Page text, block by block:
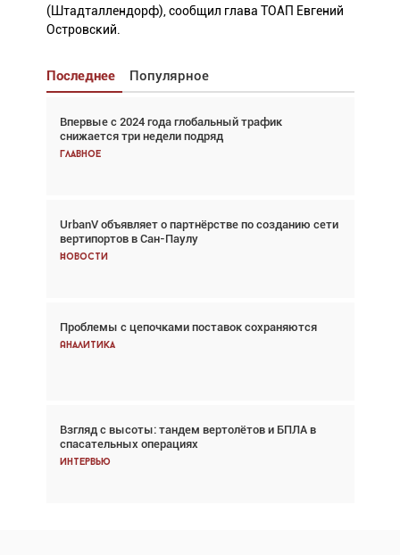
(Штадталлендорф), сообщил глава ТОАП Евгений
Островский.
Последнее Популярное
Впервые с 2024 года глобальный трафик
снижается три недели подряд
Главное
UrbanV объявляет о партнёрстве по созданию сети
вертипортов в Сан-Паулу
Новости
Проблемы с цепочками поставок сохраняются
Аналитика
Взгляд с высоты: тандем вертолётов и БПЛА в
спасательных операциях
Интервью
Взгляд с высоты: тандем вертолётов и БПЛА в
спасательных операциях
Главное
Авиационный фотограф Дэйв Кох: «Фотография
говорит сама за себя... а ИИ всё портит»
Новости
Впервые с 2024 года глобальный трафик
снижается три недели подряд
Частный самолёт – это актив. Подходите к
покупке соответствующим образом
Интервью